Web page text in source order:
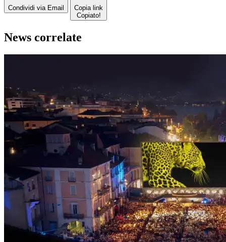
Condividi via Email
Copia link
Copiato!
News correlate